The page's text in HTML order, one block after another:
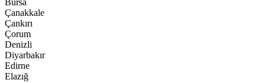
Bursa
Çanakkale
Çankırı
Çorum
Denizli
Diyarbakır
Edirne
Elazığ